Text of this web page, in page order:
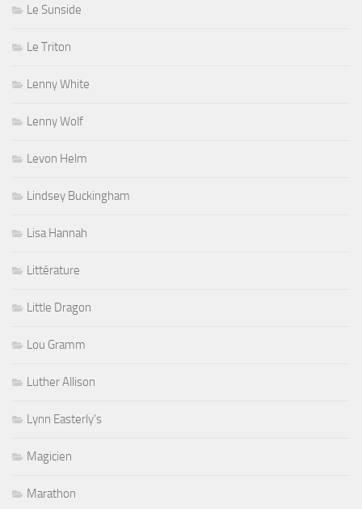
Le Sunside
Le Triton
Lenny White
Lenny Wolf
Levon Helm
Lindsey Buckingham
Lisa Hannah
Littérature
Little Dragon
Lou Gramm
Luther Allison
Lynn Easterly's
Magicien
Marathon